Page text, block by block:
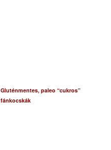
Gluténmentes, paleo “cukros”
fánkocskák